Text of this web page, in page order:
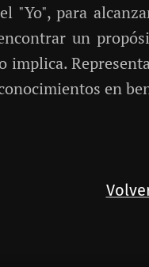
"Yo", para
un
implica.
en